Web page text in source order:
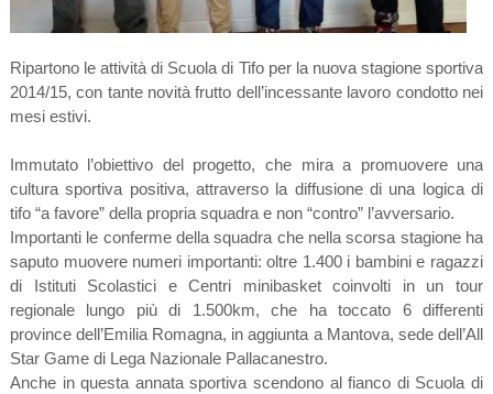
Ripartono le attività di Scuola di Tifo per la nuova stagione sportiva
2014/15, con tante novità frutto dell’incessante lavoro condotto nei
mesi estivi.
Immutato l’obiettivo del progetto, che mira a promuovere una
cultura sportiva positiva, attraverso la diffusione di una logica di
tifo “a favore” della propria squadra e non “contro” l’avversario.
Importanti le conferme della squadra che nella scorsa stagione ha
saputo muovere numeri importanti: oltre 1.400 i bambini e ragazzi
di Istituti Scolastici e Centri minibasket coinvolti in un tour
regionale lungo più di 1.500km, che ha toccato 6 differenti
province dell’Emilia Romagna, in aggiunta a Mantova, sede dell’All
Star Game di Lega Nazionale Pallacanestro.
Anche in questa annata sportiva scendono al fianco di Scuola di